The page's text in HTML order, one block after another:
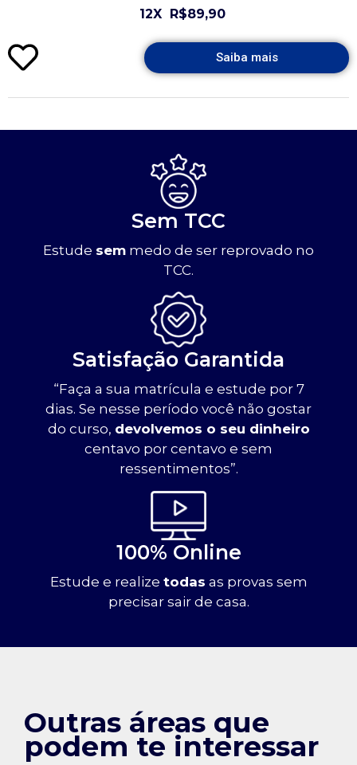
12X R$89,90
Saiba mais
Sem TCC
Estude sem medo de ser reprovado no
TCC.
Satisfação Garantida
“Faça a sua matrícula e estude por 7
dias. Se nesse período você não gostar
do curso, devolvemos o seu dinheiro
centavo por centavo e sem
ressentimentos”.
100% Online
Estude e realize todas as provas sem
precisar sair de casa.
Outras áreas que
podem te interessar